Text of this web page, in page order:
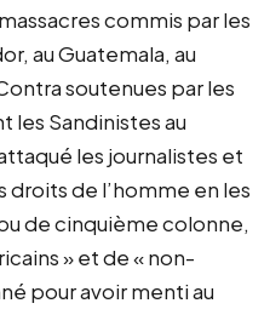
commis par les
au Guatemala, au
soutenues par les
les Sandinistes au
les journalistes et
de l’homme en les
de cinquième colonne,
» et de « non-
pour avoir menti au